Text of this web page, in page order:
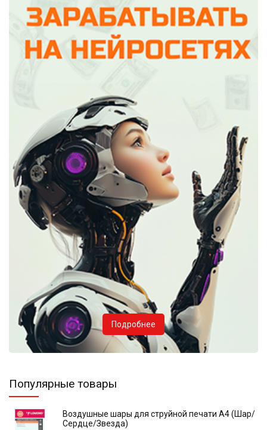
Подробнее
Популярные товары
Воздушные шары для струйной печати А4 (Шар/
Сердце/Звезда)